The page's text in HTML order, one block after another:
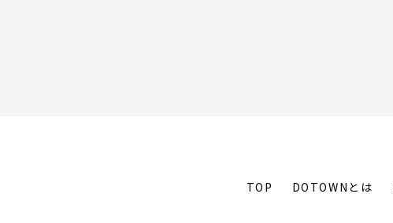
TOP DOTOWNとは